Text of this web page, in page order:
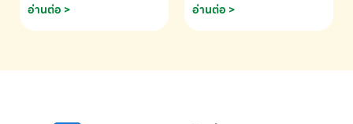
ชมภาพยนตร์ Toy Story 5
(Soundtrack)เพื่อเสริมทักษะ
ภาษา ผ่านประสบการณ์การเรียนรู้
อ่านต่อ >
075-691910
อ่านต่อ >